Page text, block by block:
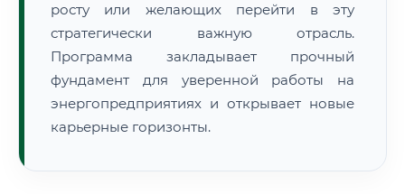
росту или желающих перейти в эту
стратегически важную отрасль.
Программа закладывает прочный
фундамент для уверенной работы на
энергопредприятиях и открывает новые
карьерные горизонты.